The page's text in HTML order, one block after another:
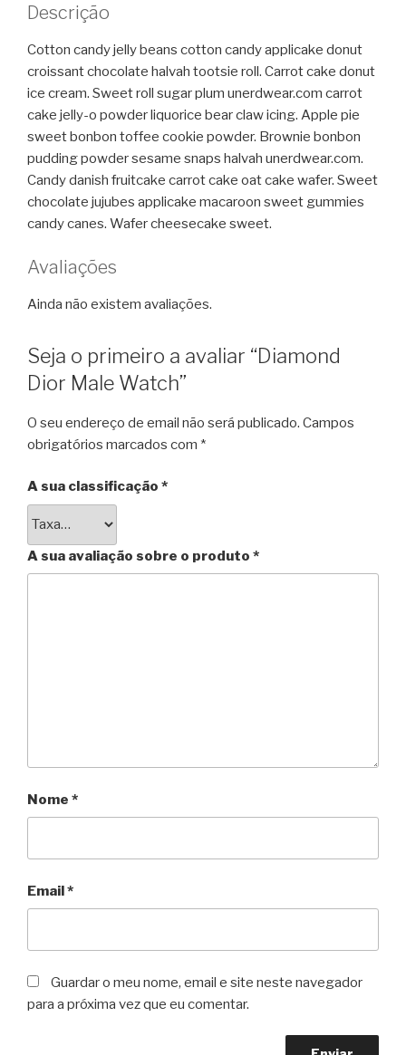
Descrição
Cotton candy jelly beans cotton candy applicake donut
croissant chocolate halvah tootsie roll. Carrot cake donut
ice cream. Sweet roll sugar plum unerdwear.com carrot
cake jelly-o powder liquorice bear claw icing. Apple pie
sweet bonbon toffee cookie powder. Brownie bonbon
pudding powder sesame snaps halvah unerdwear.com.
Candy danish fruitcake carrot cake oat cake wafer. Sweet
chocolate jujubes applicake macaroon sweet gummies
candy canes. Wafer cheesecake sweet.
Avaliações
Ainda não existem avaliações.
Seja o primeiro a avaliar “Diamond
Dior Male Watch”
O seu endereço de email não será publicado. Campos
obrigatórios marcados com *
A sua classificação *
A sua avaliação sobre o produto *
Nome *
Email*
Guardar o meu nome, email e site neste navegador
para a próxima vez que eu comentar.